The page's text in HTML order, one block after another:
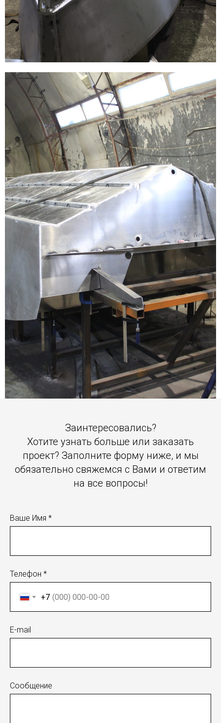
Заинтересовались?
Хотите узнать больше или заказать
проект? Заполните форму ниже, и мы
обязательно свяжемся с Вами и ответим
на все вопросы!
Ваше Имя *
Телефон *
+7
E-mail
Сообщение